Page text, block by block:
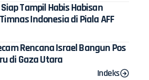
Tampil Habis Habisan
Indonesia di Piala AFF
Rencana Israel Bangun Pos
di Gaza Utara
Indeks